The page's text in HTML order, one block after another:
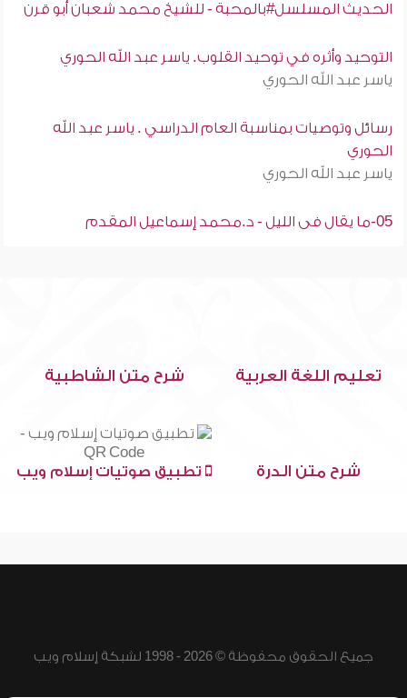
الحديث المسلسل#بالمحبة - للشيخ محمد شعبان أبو قرن
التوحيد وأثره في توحيد القلوب. ياسر عبد الله الحوري
ياسر عبد الله الحوري
رسائل وتوصيات بمناسبة العام الدراسي . ياسر عبد الله
الحوري
ياسر عبد الله الحوري
05-ما يقال فى الليل - د.محمد إسماعيل المقدم
تعليم اللغة العربية شرح متن الشاطبية
شرح متن الدرة تطبيق صوتيات إسلام ويب
جميع الحقوق محفوظة © 2026 - 1998 لشبكة إسلام ويب